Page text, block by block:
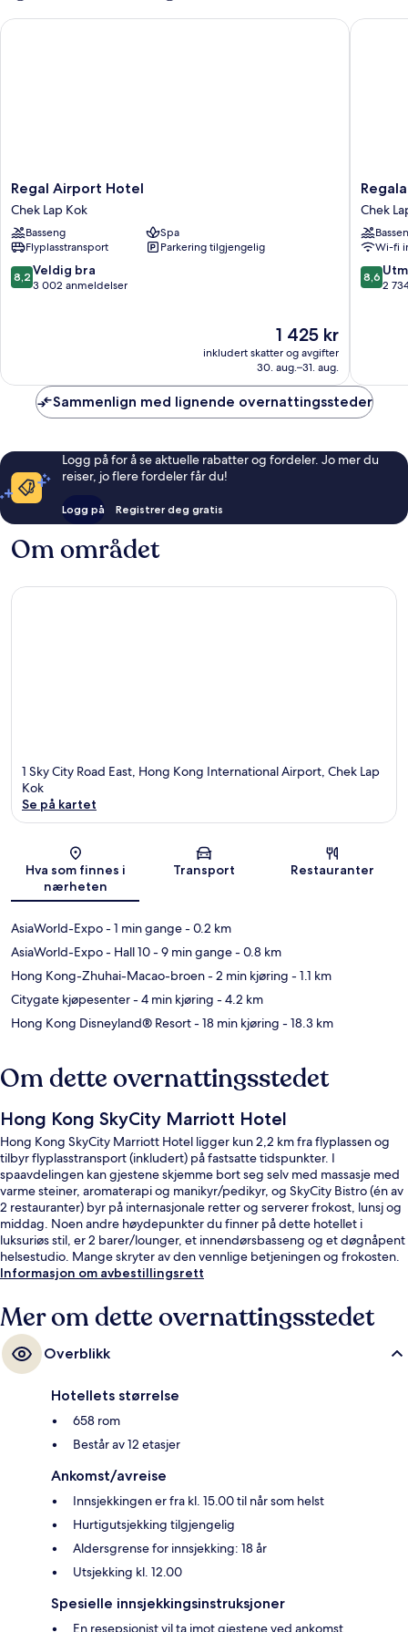
Regal
Airport
Hotel
Chek
Lap
Kok
Regal Airport Hotel
Chek Lap Kok
Basseng
Spa
Flyplasstransport
Parkering tilgjengelig
8.2
av
8,2 Veldig bra
3 002 anmeldelser
Prisen
er
1 425 kr
1 425 kr
inkludert skatter og avgifter
30. aug.–31. aug.
Regal Airport Hotel
Regala
Skycity
Hotel
by
Regal
Hotels
Chek
Chek
Wi-fi
8.6
av
8,6
2
Regala
Sammenlign med lignende overnattingssteder
Logg på for å se aktuelle rabatter og fordeler. Jo mer du
reiser, jo flere fordeler får du!
Logg på Registrer deg gratis
Om området
1 Sky City Road East, Hong Kong International Airport, Chek Lap
Kok
Se på kartet
Hva som finnes i
nærheten
Transport Restauranter
AsiaWorld-Expo- 1 min gange- 0.2 km
AsiaWorld-Expo - Hall 10- 9 min gange- 0.8 km
Hong Kong-Zhuhai-Macao-broen- 2 min kjøring - 1.1 km
Citygate kjøpesenter- 4 min kjøring - 4.2 km
Hong Kong Disneyland® Resort- 18 min kjøring - 18.3 km
Om dette overnattingsstedet
Hong Kong SkyCity Marriott Hotel
Hong Kong SkyCity Marriott Hotel ligger kun 2,2 km fra flyplassen og
tilbyr flyplasstransport (inkludert) på fastsatte tidspunkter. I
spaavdelingen kan gjestene skjemme bort seg selv med massasje med
varme steiner, aromaterapi og manikyr/pedikyr, og SkyCity Bistro (én av
2 restauranter) byr på internasjonale retter og serverer frokost, lunsj og
middag. Noen andre høydepunkter du finner på dette hotellet i
luksuriøs stil, er 2 barer/lounger, et innendørsbasseng og et døgnåpent
helsestudio. Mange skryter av den vennlige betjeningen og frokosten.
Informasjon om avbestillingsrett
Mer om dette overnattingsstedet
Overblikk
Hotellets størrelse
658 rom
Består av 12 etasjer
Ankomst/avreise
Innsjekkingen er fra kl. 15.00 til når som helst
Hurtigutsjekking tilgjengelig
Aldersgrense for innsjekking: 18 år
Utsjekking kl. 12.00
Spesielle innsjekkingsinstruksjoner
En resepsjonist vil ta imot gjestene ved ankomst